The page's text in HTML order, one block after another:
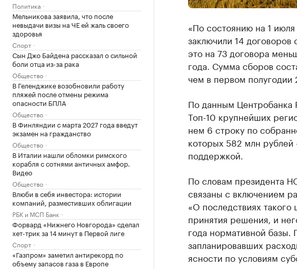
Политика
Мельникова заявила, что после
невыдачи визы на ЧЕ ей жаль своего
здоровья
Спорт
Сын Джо Байдена рассказал о сильной
боли отца из-за рака
Общество
В Геленджике возобновили работу
пляжей после отмены режима
опасности БПЛА
Общество
В Финляндии с марта 2027 года введут
экзамен на гражданство
Общество
В Италии нашли обломки римского
корабля с сотнями античных амфор.
Видео
Общество
Влюби в себя инвестора: истории
компаний, разместивших облигации
РБК и МСП Банк
Форвард «Нижнего Новгорода» сделал
хет-трик за 14 минут в Первой лиге
Спорт
«Газпром» заметил антирекорд по
объему запасов газа в Европе
«По состоянию на 1 июля
заключили 14 договоров
это на 73 договора
года. Сумма сборов
чем в первом полугодии
По данным Центробанка
Топ-10 крупнейших
нем 6 строку по
которых 582 млн рублей
поддержкой.
По словам президента
связаны с включением
«О последствиях
принятия решения, и
года нормативной базы.
запланировавших
ясности по условиям